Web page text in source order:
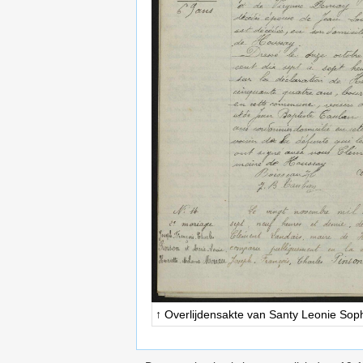
↑ Overlijdensakte van Santy Leonie